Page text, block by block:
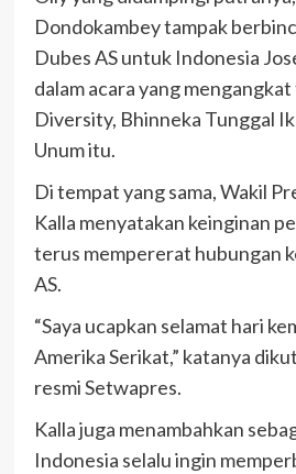
Dondokambey tampak
Dubes AS untuk Indonesia
dalam acara yang
Diversity, Bhinneka Tunggal
Unum itu.
Di tempat yang sama,Wakil
Kalla menyatakan keinginan
terus mempererat hubungan
AS.
“Saya ucapkan selamat hari
Amerika Serikat,” katanya
resmi Setwapres.
Kalla juga menambahkan
Indonesia selalu ingin